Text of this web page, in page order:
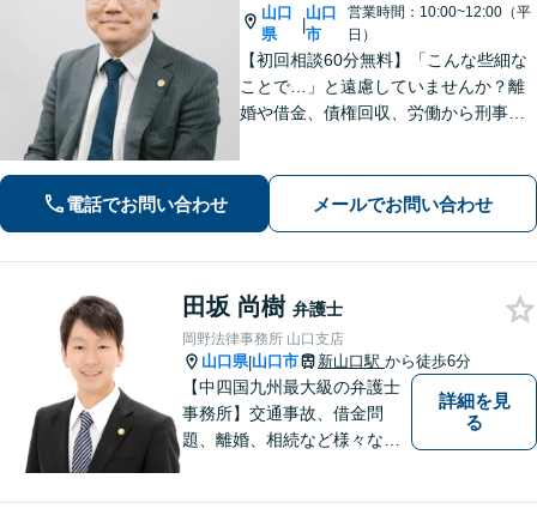
山口
県
|
山口
市
営業時間：10:00~12:00（平
日）
【初回相談60分無料】「こんな些細な
ことで…」と遠慮していませんか？離
婚や借金、債権回収、労働から刑事事
ています。どんな小さなお悩みでも誠
心誠意お伺いいたします。気軽にご相
電話でお問い合わせ メールでお問い合わせ
田坂 尚樹 弁護士
岡野法律事務所 山口支店
山口県|山口市 新山口駅 から徒歩6分
【中四国九州最大級の弁護士
事務所】交通事故、借金問
題、離婚、相続など様々な問
詳細を見
る